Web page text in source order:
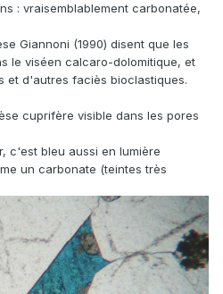
: vraisemblablement carbonatée,
Giannoni (1990) disent que les
le viséen calcaro-dolomitique, et
et d'autres faciès bioclastiques.
cuprifère visible dans les pores
c'est bleu aussi en lumière
un carbonate (teintes très